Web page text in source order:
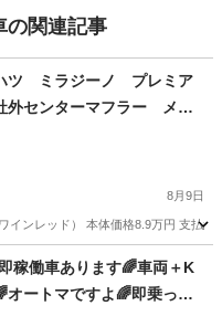
の関連記事
ツ ミラジーノ プレミア
センターマフラー メッ
イミングベルト交換済み
8月9日
ンレッド） 本体価格8.9万円 支払
ノ 稼働車あります🌈車両＋K
オートマですよ🌈即乗って